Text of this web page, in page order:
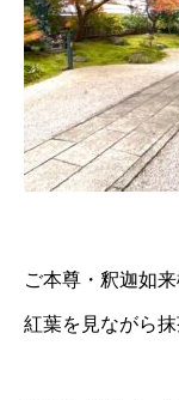
ご本尊・釈迦如
紅葉を見ながら